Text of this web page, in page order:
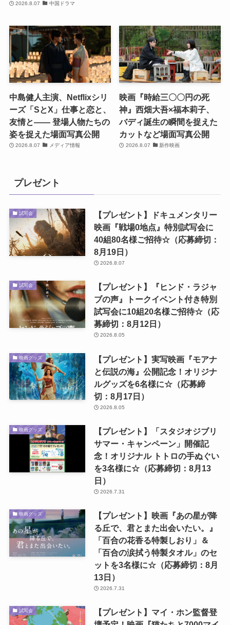
2026.8.07 中国ドラマ
中島健人主演、Netflixシリ
ーズ「SとX」仕事と恋と、
友情と―― 登場人物たちの
姿を捉えた場面写真公開
2026.8.07 メディア情報
映画『時給三〇〇円の死
神』西畑大吾×福本莉子、
バディ誕生の瞬間を捉えた
カットなど場面写真公開
2026.8.07 新作映画
プレゼント
試写会
【プレゼント】ドキュメンタリー
映画『戦場0地点』特別試写会に
40組80名様ご招待☆（応募締切：
8月19日）
2026.8.07
試写会
【プレゼント】『ヒンド・ラジャ
ブの声』トークイベント付き特別
試写会に10組20名様ご招待☆（応
募締切：8月12日）
2026.8.05
映画グッズ
【プレゼント】実写映画『モアナ
と伝説の海』公開記念！オリジナ
ルグッズを6名様に☆（応募締
切：8月17日）
2026.8.05
映画グッズ
【プレゼント】「スタジオジブリ
サマー・キャンペーン」開催記
念！オリジナル トトロの手ぬぐい
を3名様に☆（応募締切：8月13
日）
2026.7.31
映画グッズ
【プレゼント】映画『あの星が降
る丘で、君とまた出会いたい。』
「百合の花香る特製しおり」＆
「百合の涙拭う特製タオル」のセ
ットを3名様に☆（応募締切：8月
13日）
2026.7.31
試写会
【プレゼント】マイ・ホン監督登